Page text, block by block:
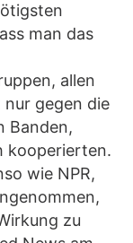
man das
allen
gegen die
Banden,
kooperierten.
wie NPR,
zu